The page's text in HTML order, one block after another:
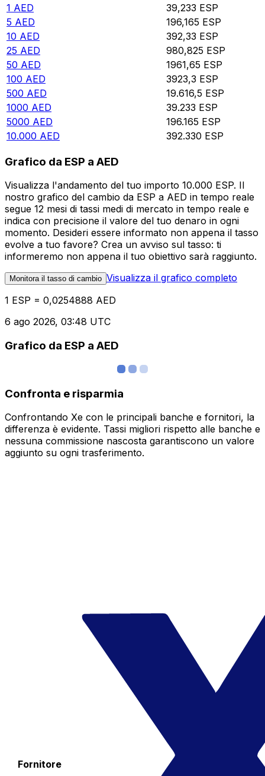
1 AED 39,233 ESP
5 AED 196,165 ESP
10 AED 392,33 ESP
25 AED 980,825 ESP
50 AED 1961,65 ESP
100 AED 3923,3 ESP
500 AED 19.616,5 ESP
1000 AED 39.233 ESP
5000 AED 196.165 ESP
10.000 AED 392.330 ESP
Grafico da ESP a AED
Visualizza l'andamento del tuo importo 10.000 ESP. Il
nostro grafico del cambio da ESP a AED in tempo reale
segue 12 mesi di tassi medi di mercato in tempo reale e
indica con precisione il valore del tuo denaro in ogni
momento. Desideri essere informato non appena il tasso
evolve a tuo favore? Crea un avviso sul tasso: ti
informeremo non appena il tuo obiettivo sarà raggiunto.
Monitora il tasso di cambio Visualizza il grafico completo
1 ESP = 0,0254888 AED
6 ago 2026, 03:48 UTC
Grafico da ESP a AED
Confronta e risparmia
Confrontando Xe con le principali banche e fornitori, la
differenza è evidente. Tassi migliori rispetto alle banche e
nessuna commissione nascosta garantiscono un valore
aggiunto su ogni trasferimento.
Fornitore